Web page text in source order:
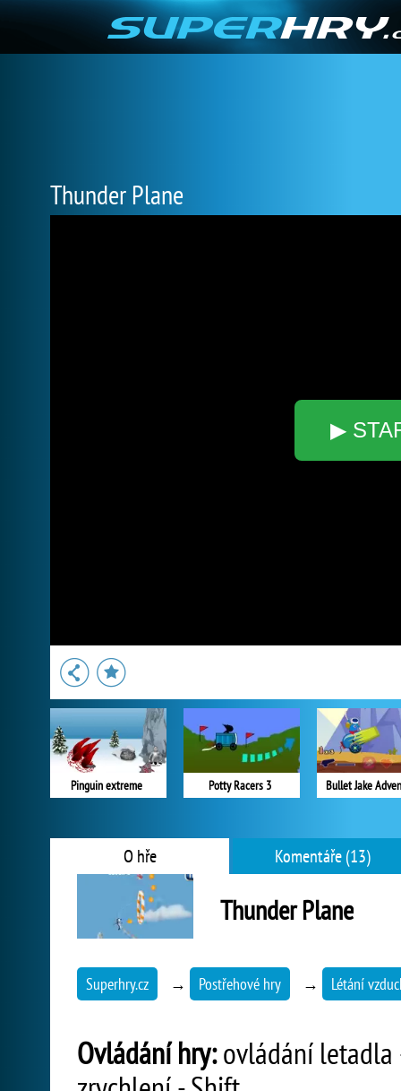
Thunder Plane
▶
Pinguin extreme Potty Racers 3 Bullet Jake
O hře Komentáře (13)
Thunder Plane
Superhry.cz → Postřehové hry → Létání
Ovládání hry:ovládání letadla